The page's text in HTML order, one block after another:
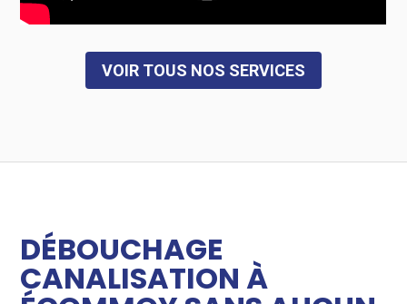
VOIR TOUS NOS SERVICES
DÉBOUCHAGE
CANALISATION À